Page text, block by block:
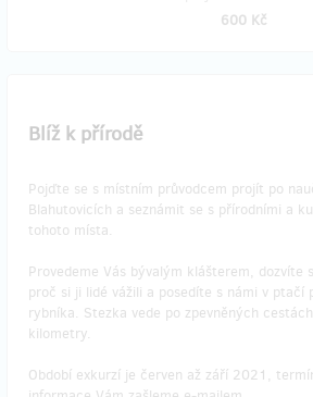
600 Kč
Blíž k přírodě
Pojďte se s místním průvodcem projít po
Blahutovicích a seznámit se s přírodními a
tohoto místa.
Provedeme Vás bývalým klášterem, dozvíte
proč si ji lidé vážili a posedíte s námi v ptačí
rybníka. Stezka vede po zpevněných
kilometry.
Období exkurzí je červen až září 2021,